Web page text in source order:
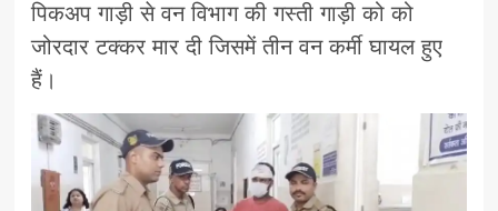
पिकअप गाड़ी से वन विभाग की गस्ती गाड़ी को को
जोरदार टक्कर मार दी जिसमें तीन वन कर्मी घायल हुए
हैं।